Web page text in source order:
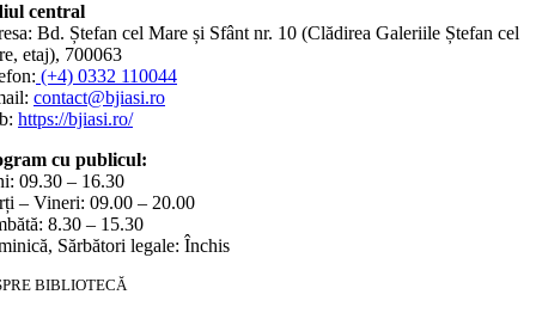
central
Bd. Ștefan cel Mare și Sfânt nr. 10 (Clădirea Galeriile Ștefan cel
etaj), 700063
(+4) 0332 110044
contact@bjiasi.ro
https://bjiasi.ro/
cu publicul:
09.30 – 16.30
– Vineri: 09.00 – 20.00
8.30 – 15.30
Sărbători legale: Închis
BIBLIOTECĂ